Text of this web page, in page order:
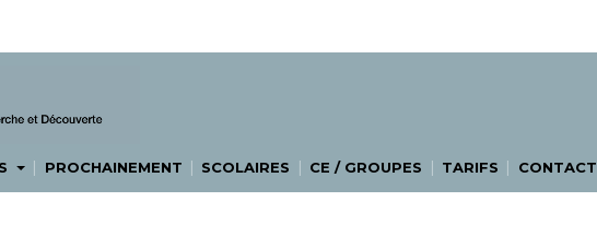
| PROCHAINEMENT | SCOLAIRES | CE / GROUPES | TARIFS | CONTACT